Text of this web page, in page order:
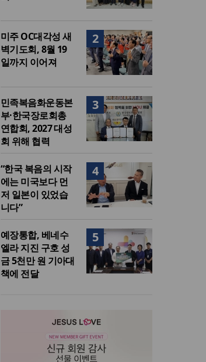
2
미주 OC대각성 새
벽기도회, 8월 19
일까지 이어져
3
민족복음화운동본
부·한국장로회총
연합회, 2027 대성
회 위해 협력
4
“한국 복음의 시작
에는 미국보다 먼
저 일본이 있었습
니다”
5
예장통합, 베네수
엘라 지진 구호 성
금 5천만 원 기아대
책에 전달